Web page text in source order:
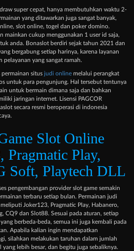
super cepat, hanya membutuhkan waktu 2-
yang ditawarkan juga sangat banyak,
slot online, togel dan poker domino.
mainkan cukup menggunakan 1 user id saja,
anda. Bonaslot berdiri sejak tahun 2021 dan
bergabung setiap harinya, karena layanan
pelayanan yang sangat ramah.
permainan situs judi online melalui perangkat
untuk para pengunjung. Hal tersebut tentunya
untuk bermain dimana saja dan bahkan
jaringan internet. Lisensi PAGCOR
secara resmi beroperasi di indonesia
Slot Online
Pragmatic Play,
Soft, Playtech DLL
pengembangan provider slot game semakin
terbaru setiap bulan. Permainan judi
Joker123, Pragmatic Play, Habanero,
CQ9 dan Slot88. Sesuai pada aturan, setiap
berbeda-beda, semua ini juga kembali pada
Apabila kalian ingin mendapatkan
silahkan melakukan taruhan dalam jumlah
lebih besar, dan begitu juga sebaliknya.